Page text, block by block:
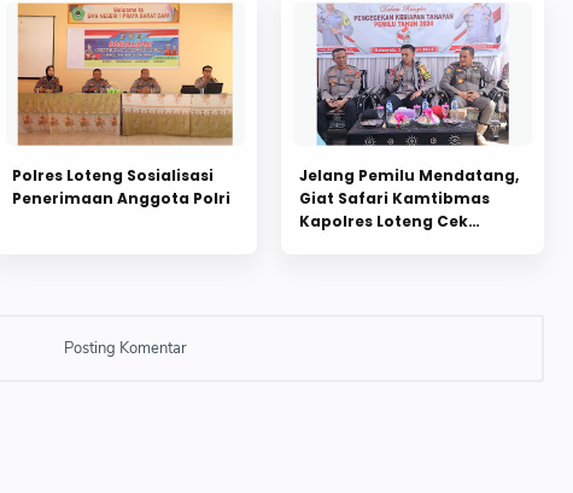
Polres Loteng Sosialisasi
Penerimaan Anggota Polri
Jelang Pemilu Mendatang,
Giat Safari Kamtibmas
Kapolres Loteng Cek